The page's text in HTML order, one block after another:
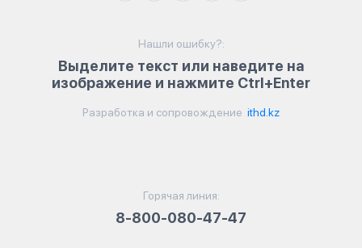
Нашли ошибку?:
Выделите текст или наведите на
изображение и нажмите Ctrl+Enter
Разработка и сопровождение ithd.kz
Горячая линия:
8-800-080-47-47